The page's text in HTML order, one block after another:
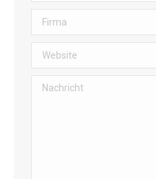
Firma
Website
Nachricht